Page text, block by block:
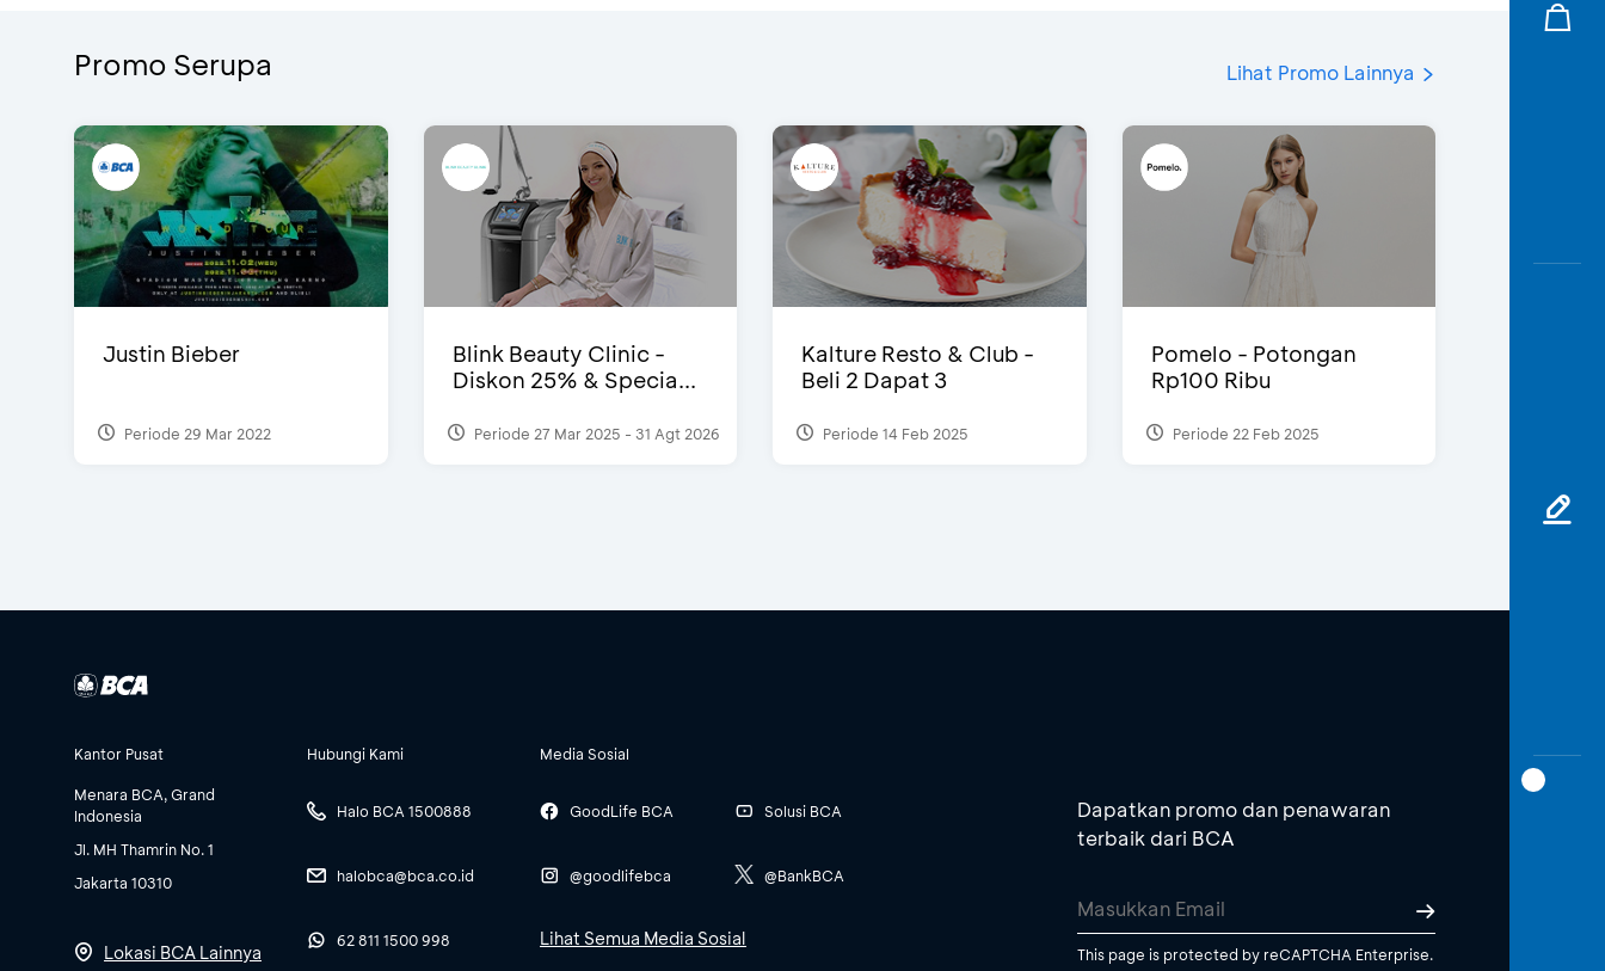
Promo Serupa Lihat Promo Lainnya
Justin Bieber
Periode 29 Mar 2022
Blink Beauty Clinic -
Diskon 25% & Specia...
Periode 27 Mar 2025 - 31 Agt 2026
Kalture Resto & Club -
Beli 2 Dapat 3
Periode 14 Feb 2025
Pomelo - Potongan
Rp100 Ribu
Periode 22 Feb 2025
Kantor Pusat
Menara BCA, Grand
Indonesia
Jl. MH Thamrin No. 1
Jakarta 10310
Lokasi BCA Lainnya
Hubungi Kami
Halo BCA 1500888
halobca@bca.co.id
62 811 1500 998
Media Sosial
GoodLife BCA
@goodlifebca
Solusi BCA
@BankBCA
Lihat Semua Media Sosial
Dapatkan promo dan penawaran
terbaik dari BCA
This page is protected by reCAPTCHA Enterprise.